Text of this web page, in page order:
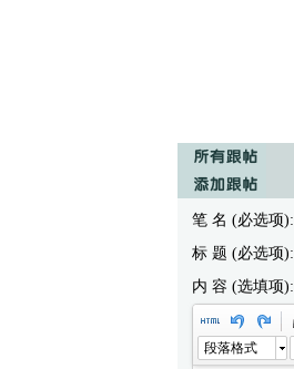
笔 名 (必选项):
标 题 (必选项):
内 容 (选填项):
段落格式